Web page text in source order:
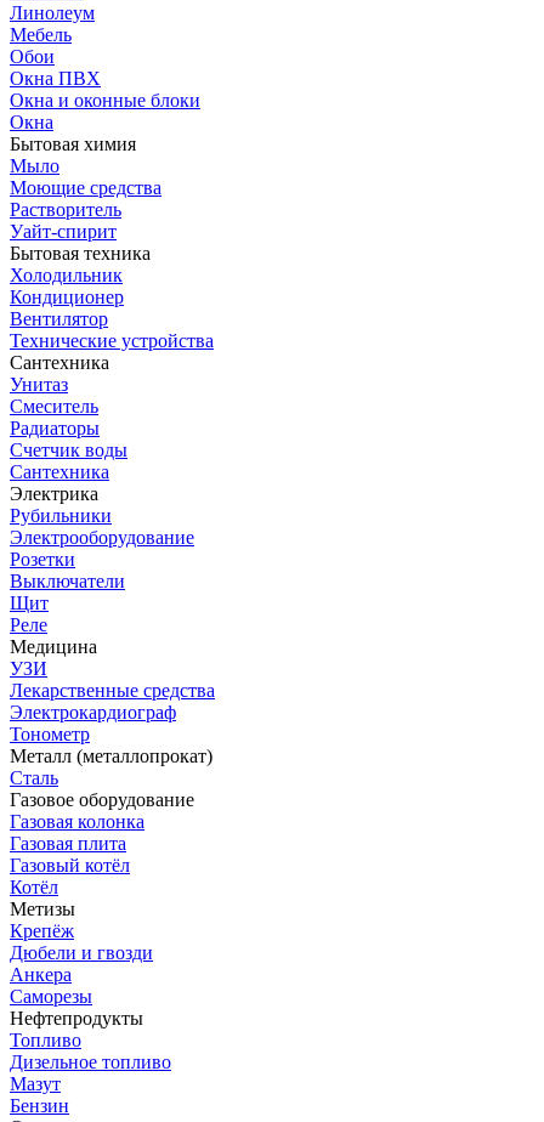
Линолеум
Мебель
Обои
Окна ПВХ
Окна и оконные блоки
Окна
Бытовая химия
Мыло
Моющие средства
Растворитель
Уайт-спирит
Бытовая техника
Холодильник
Кондиционер
Вентилятор
Технические устройства
Сантехника
Унитаз
Смеситель
Радиаторы
Счетчик воды
Сантехника
Электрика
Рубильники
Электрооборудование
Розетки
Выключатели
Щит
Реле
Медицина
УЗИ
Лекарственные средства
Электрокардиограф
Тонометр
Металл (металлопрокат)
Сталь
Газовое оборудование
Газовая колонка
Газовая плита
Газовый котёл
Котёл
Метизы
Крепёж
Дюбели и гвозди
Анкера
Саморезы
Нефтепродукты
Топливо
Дизельное топливо
Мазут
Бензин